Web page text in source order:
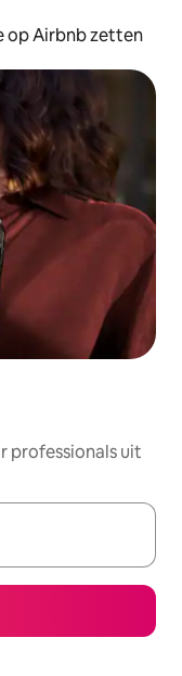
op Airbnb zetten
professionals uit
maak je een keuze